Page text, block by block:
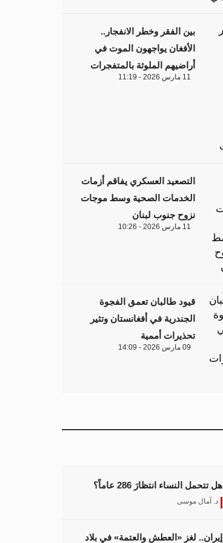
بين الفقر وخطر الانفجار..
الأفغان يواجهون الموت في
أراضيهم الملوثة بالمتفجرات
11 مارس 2026 - 11:19
التصعيد العسكري يفاقم أزمات
الخدمات الصحية وسط موجات
نزوح جنوب لبنان
11 مارس 2026 - 10:26
قيود طالبان تعمق الفجوة
الجندرية في أفغانستان وتثير
تحذيرات أممية
09 مارس 2026 - 14:09
هل تتحمل النساء انتظارَ 286 عاماً؟
د. آمال موسى
إيران.. لغز «العطش والعتمة» في بلاد